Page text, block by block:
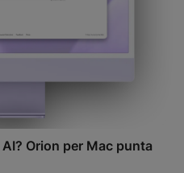
Orion per Mac punta